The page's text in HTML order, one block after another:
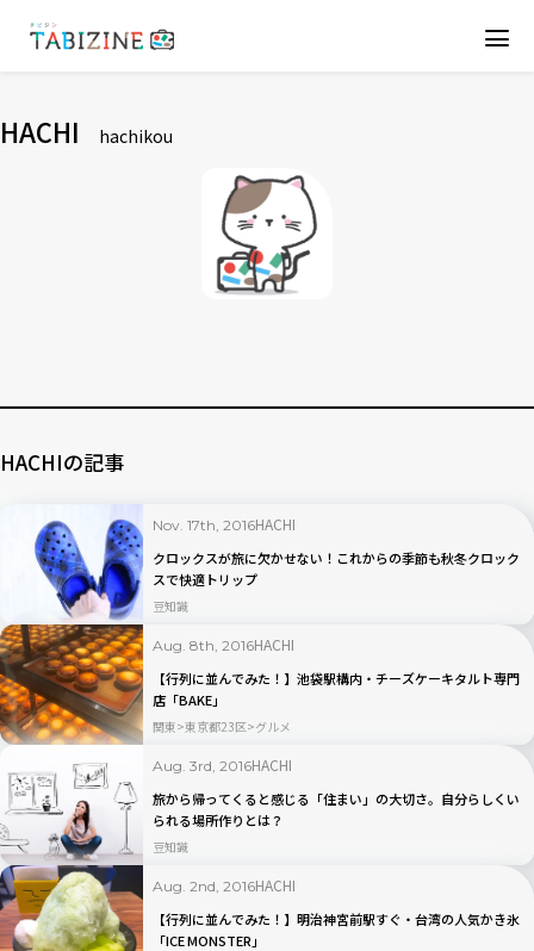
HACHI hachikou
HACHIの記事
Nov. 17th, 2016HACHI
クロックスが旅に欠かせない！これからの季節も秋冬クロック
スで快適トリップ
豆知識
Aug. 8th, 2016HACHI
【行列に並んでみた！】池袋駅構内・チーズケーキタルト専門
店「BAKE」
関東 東京都23区 グルメ
Aug. 3rd, 2016HACHI
旅から帰ってくると感じる「住まい」の大切さ。自分らしくい
られる場所作りとは？
豆知識
Aug. 2nd, 2016HACHI
【行列に並んでみた！】明治神宮前駅すぐ・台湾の人気かき氷
「ICE MONSTER」